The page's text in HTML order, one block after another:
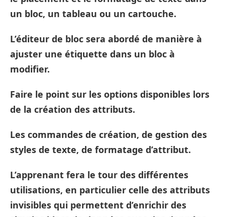
un bloc, un tableau ou un cartouche.
L’éditeur de bloc sera abordé de manière à
ajuster une étiquette dans un bloc à
modifier.
Faire le point sur les options disponibles lors
de la création des attributs.
Les commandes de création, de gestion des
styles de texte, de formatage d’attribut.
L’apprenant fera le tour des différentes
utilisations, en particulier celle des attributs
invisibles qui permettent d’enrichir des